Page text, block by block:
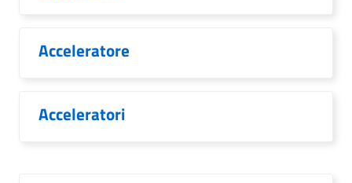
Acceleratore
Acceleratori